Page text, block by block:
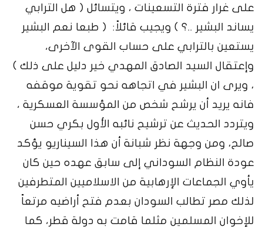
على غرار فترة التسعينات ، ويتسائل ( هل الترابي
يساند البشير ..؟ ) ويجيب قائلاً: ( طبعا نعم البشير
يستعين بالترابي على حساب القوى الآخرى،
وإعتقال السيد الصادق المهدي خير دليل على ذلك )
، ويرى ان البشير في اتجاهه نحو تقوية موقفه
فانه يريد أن يرشح شخص من المؤسسة العسكرية ،
ويتردد الحديث عن ترشيح نائبه الأول بكري حسن
صالح، ومن وجهة نظر شبانة أن هذا السيناريو يؤكد
عودة النظام السوداني إلى سابق عهده حين كان
يأوي الجماعات الإرهابية من الاسلاميين المتطرفين
لذلك مصر تطالب السودان بعدم فتح أراضيه مرتعاً
للإخوان المسلمين مثلما قامت به دولة قطر، كما